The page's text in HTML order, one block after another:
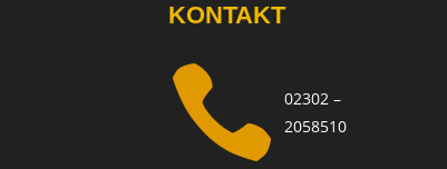
KONTAKT

02302 –
2058510